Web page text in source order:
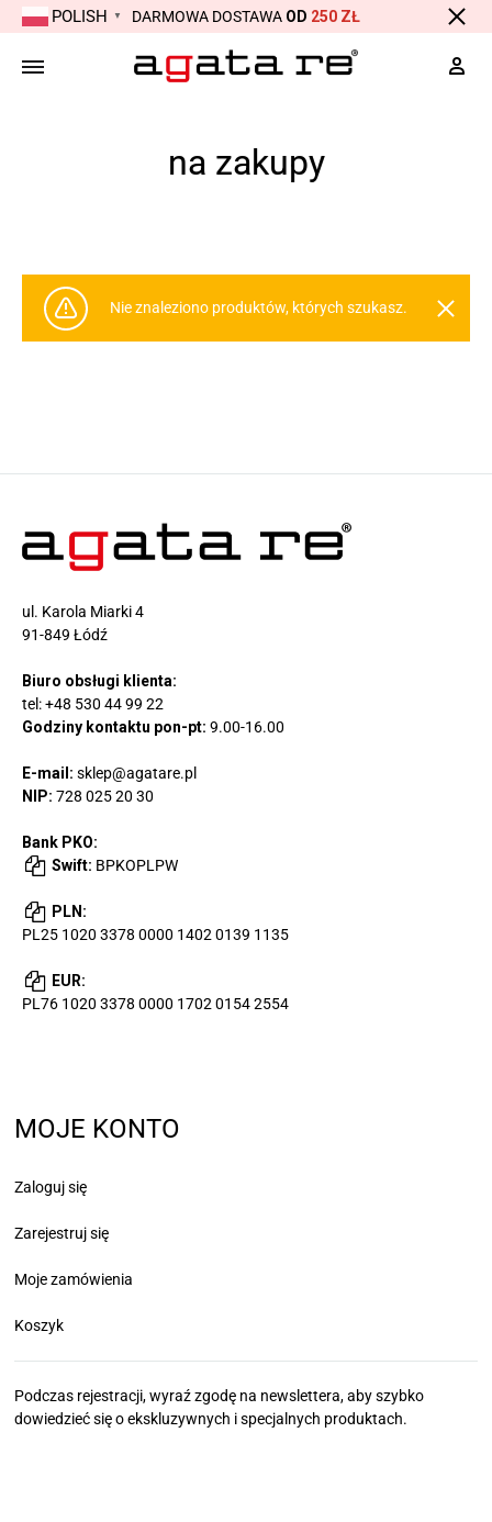
POLISH ▼ DARMOWA DOSTAWA OD 250 ZŁ
na zakupy
Nie znaleziono produktów, których szukasz.
ul. Karola Miarki 4
91-849 Łódź
Biuro obsługi klienta:
tel:+48 530 44 99 22
Godziny kontaktu pon-pt: 9.00-16.00
E-mail: sklep@agatare.pl
NIP: 728 025 20 30
Bank PKO:
Swift: BPKOPLPW
PLN:
PL25 1020 3378 0000 1402 0139 1135
EUR:
PL76 1020 3378 0000 1702 0154 2554
MOJE KONTO
Zaloguj się
Zarejestruj się
Moje zamówienia
Koszyk
Podczas rejestracji, wyraź zgodę na newslettera, aby szybko
dowiedzieć sięo ekskluzywnych i specjalnych produktach.